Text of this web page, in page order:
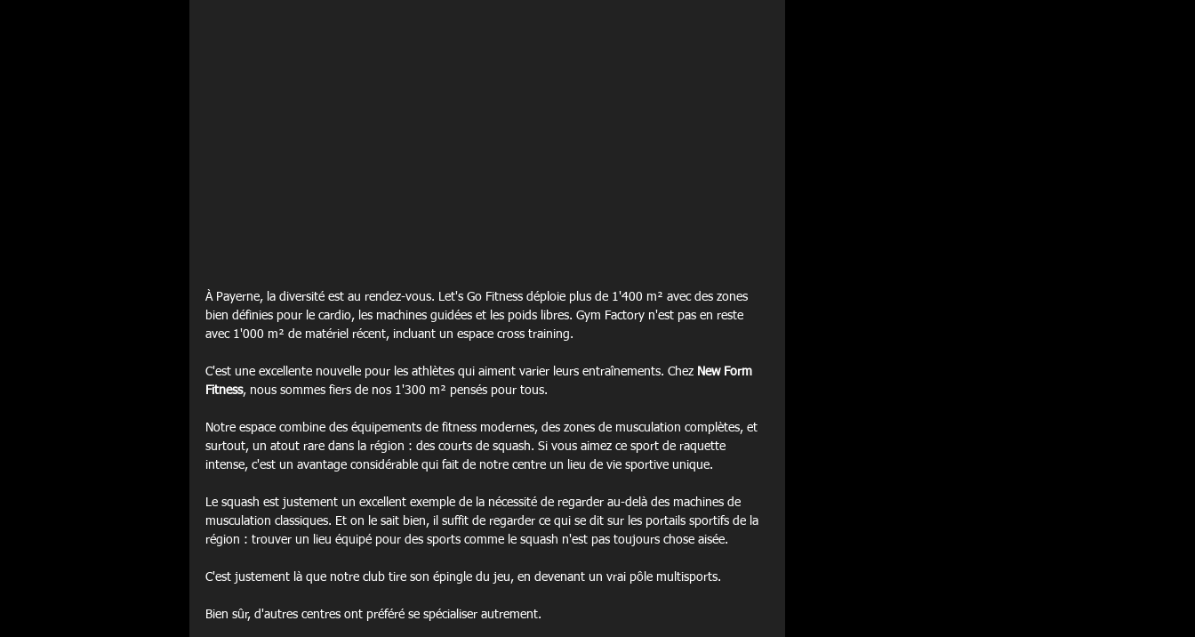
À Payerne, la diversité est au rendez-vous. Let's Go Fitness déploie plus de 1'400 m² avec des zones
bien définies pour le cardio, les machines guidées et les poids libres. Gym Factory n'est pas en reste
avec 1'000 m² de matériel récent, incluant un espace cross training.
C'est une excellente nouvelle pour les athlètes qui aiment varier leurs entraînements. Chez New Form
Fitness, nous sommes fiers de nos 1'300 m² pensés pour tous.
Notre espace combine des équipements de fitness modernes, des zones de musculation complètes, et
surtout, un atout rare dans la région : des courts de squash. Si vous aimez ce sport de raquette
intense, c'est un avantage considérable qui fait de notre centre un lieu de vie sportive unique.
Le squash est justement un excellent exemple de la nécessité de regarder au-delà des machines de
musculation classiques. Et on le sait bien, il suffit de regarder ce qui se dit sur les portails sportifs de la
région : trouver un lieu équipé pour des sports comme le squash n'est pas toujours chose aisée.
C'est justement là que notre club tire son épingle du jeu, en devenant un vrai pôle multisports.
Bien sûr, d'autres centres ont préféré se spécialiser autrement.